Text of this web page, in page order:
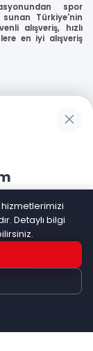
spor
Türkiye'nin
alışveriş, hızlı
en iyi alışveriş
alışveriş
Play'e
Detaylı bilgi